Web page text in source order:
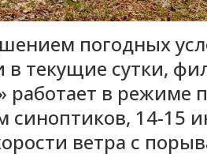
погодных
текущие сутки,
работает в
синоптиков, 14-15
ветра с